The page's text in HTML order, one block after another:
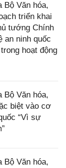
Bộ Văn hóa,
triển khai
tướng Chính
an ninh quốc
hoạt động
Bộ Văn hóa,
biệt vào cơ
“Vì sự
Bộ Văn hóa,